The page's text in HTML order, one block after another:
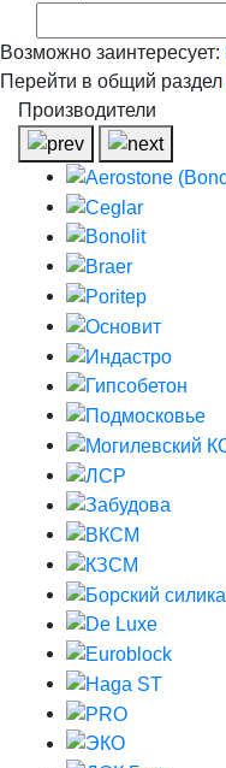
Возможно заинтересует:
Перейти в общий раздел
Производители